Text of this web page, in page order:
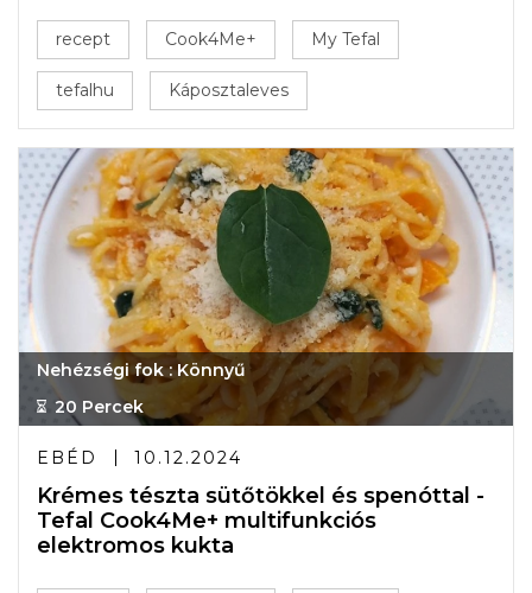
recept Cook4Me+ My Tefal
tefalhu Káposztaleves
Nehézségi fok : Könnyű
20 Percek
EBÉD 10.12.2024
Krémes tészta sütőtökkel és spenóttal -
Tefal Cook4Me+ multifunkciós
elektromos kukta